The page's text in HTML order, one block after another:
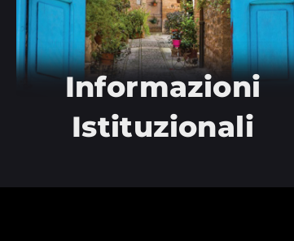
Informazioni
Istituzionali